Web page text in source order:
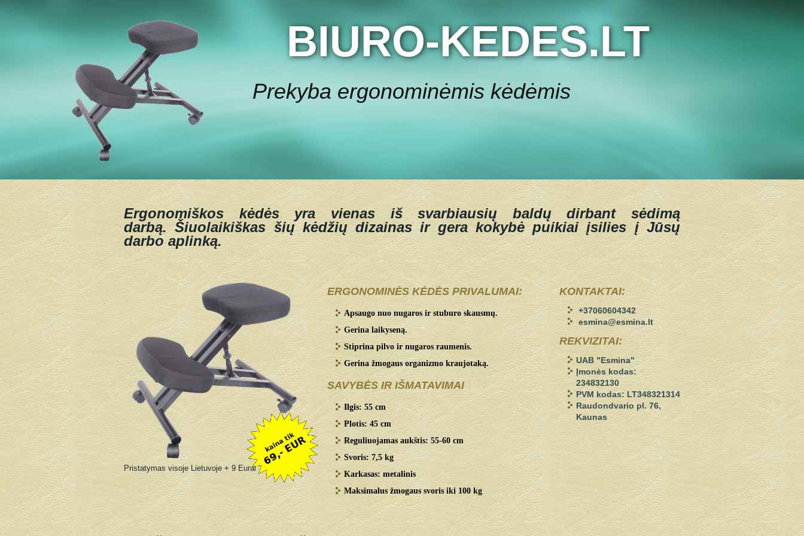
BIURO-KEDES.LT
Prekyba ergonominėmis kėdėmis
Ergonomiškos kėdės yra vienas iš svarbiausių baldų dirbant sėdimą
darbą.Šiuolaikiškas šių kėdžių dizainas ir gera kokybė puikiai įsilies į Jūsų
darbo aplinką.
Pristatymas visoje Lietuvoje + 9 Eurai
ERGONOMINĖS KĖDĖS PRIVALUMAI:
Apsaugo nuo nugaros ir stuburo skausmų.
Gerina laikyseną.
Stiprina pilvo ir nugaros raumenis.
Gerina žmogaus organizmo kraujotaką.
SAVYBĖS IR IŠMATAVIMAI
Ilgis: 55 cm
Plotis: 45 cm
Reguliuojamas aukštis: 55-60 cm
Svoris: 7,5 kg
Karkasas: metalinis
Maksimalus žmogaus svoris iki 100 kg
KONTAKTAI:
+37060604342
esmina@esmina.lt
REKVIZITAI:
UAB "Esmina"
Įmonės kodas:
234832130
PVM kodas: LT348321314
Raudondvario pl. 76,
Kaunas